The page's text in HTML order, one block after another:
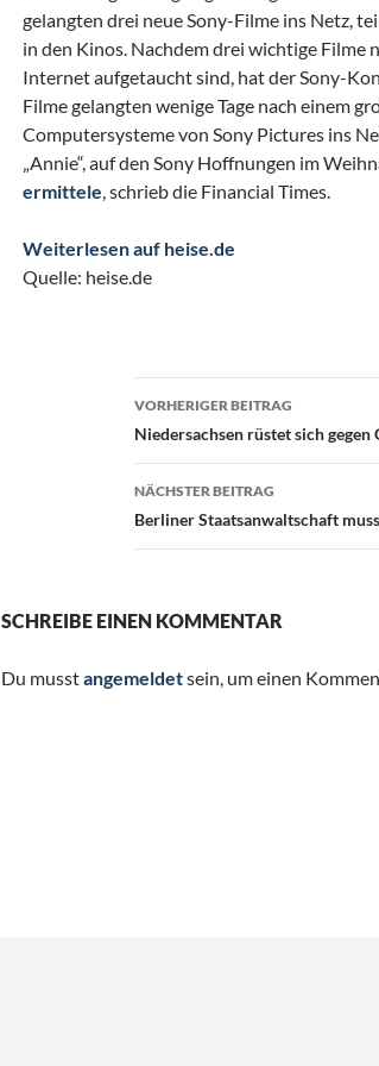
gelangten drei neue Sony-Filme ins Netz,
in den Kinos. Nachdem drei wichtige Filme
Internet aufgetaucht sind, hat der Sony-
Filme gelangten wenige Tage nach einem
Computersysteme von Sony Pictures ins
„Annie“, auf den Sony Hoffnungen im
ermittele, schrieb die Financial Times.
Weiterlesen auf heise.de
Quelle: heise.de
Beitragsnavigation
VORHERIGER BEITRAG
Niedersachsen rüstet sich
NÄCHSTER BEITRAG
Berliner Staatsanwaltschaft
SCHREIBE EINEN KOMMENTAR
Du musstangemeldetsein, um einen